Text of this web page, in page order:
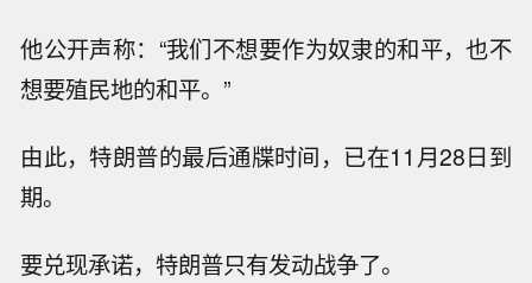
他公开声称：“我们不想要作为奴隶的和平，也不
想要殖民地的和平。”
由此，特朗普的最后通牒时间，已在11月28日到
期。
要兑现承诺，特朗普只有发动战争了。